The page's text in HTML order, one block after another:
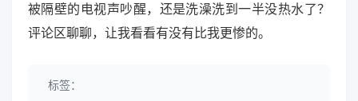
被隔壁的电视声吵醒，还是洗澡洗到一半没热水了？
评论区聊聊，让我看看有没有比我更惨的。
标签：